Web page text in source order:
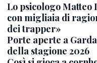
Lo psicologo Matteo
con migliaia di
dei trapper»
Porte aperte a
della stagione 2026